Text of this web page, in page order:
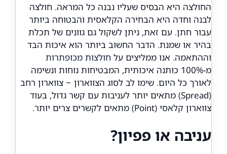
החולצה היא הבסיס שעליו נבנה כל המראה. חולצה
לבנה וחדה היא הבחירה הקלאסית והבטוחה ביותר
עבור חתן. עם זאת, ניתן לשקול גם גוונים של תכלת
בהיר או שמנת. הדבר החשוב ביותר הוא איכות הבד
וההתאמה. אנו ממליצים על חולצות מכופתרות
מ-100% כותנה איכותית, המבטיחות נוחות ונשימה
לאורך כל היום. שימו לב לסוג הצווארון – צווארון רחב
(Spread) מתאים יותר לעניבות עם קשר גדול, בעוד
צווארון קלאסי (Point) מתאים לקשרים צרים יותר.
עניבה או פפיון?